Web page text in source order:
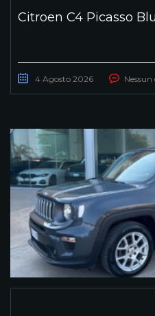
Citroen C4 Picasso
4 Agosto 2026